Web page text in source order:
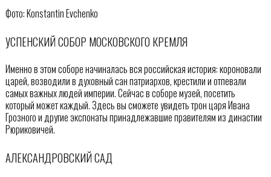
Фото: Konstantin Evchenko
УСПЕНСКИЙ СОБОР МОСКОВСКОГО КРЕМЛЯ
Именно в этом соборе начиналась вся российская история: короновали
царей, возводили в духовный сан патриархов, крестили и отпевали
самых важных людей империи. Сейчас в соборе музей, посетить
который может каждый. Здесь вы сможете увидеть трон царя Ивана
Грозного и другие экспонаты принадлежавшие правителям из династии
Рюриковичей.
АЛЕКСАНДРОВСКИЙ САД